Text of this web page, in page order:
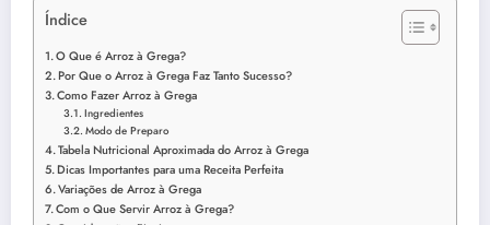
Índice
O Que é Arroz à Grega?
Por Que o Arroz à Grega Faz Tanto Sucesso?
Como Fazer Arroz à Grega
Ingredientes
Modo de Preparo
Tabela Nutricional Aproximada do Arroz à Grega
Dicas Importantes para uma Receita Perfeita
Variações de Arroz à Grega
Com o Que Servir Arroz à Grega?